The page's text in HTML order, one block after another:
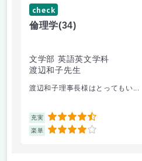
check
倫理学(34)
文学部 英語英文学科
渡辺和子先生
渡辺和子理事長様はとってもい...
充実 4.5
楽単 4